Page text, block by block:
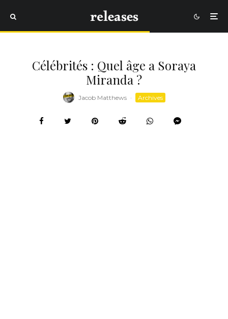
Célébrités : Quel âge a Soraya
Miranda ?
Jacob Matthews · Archives